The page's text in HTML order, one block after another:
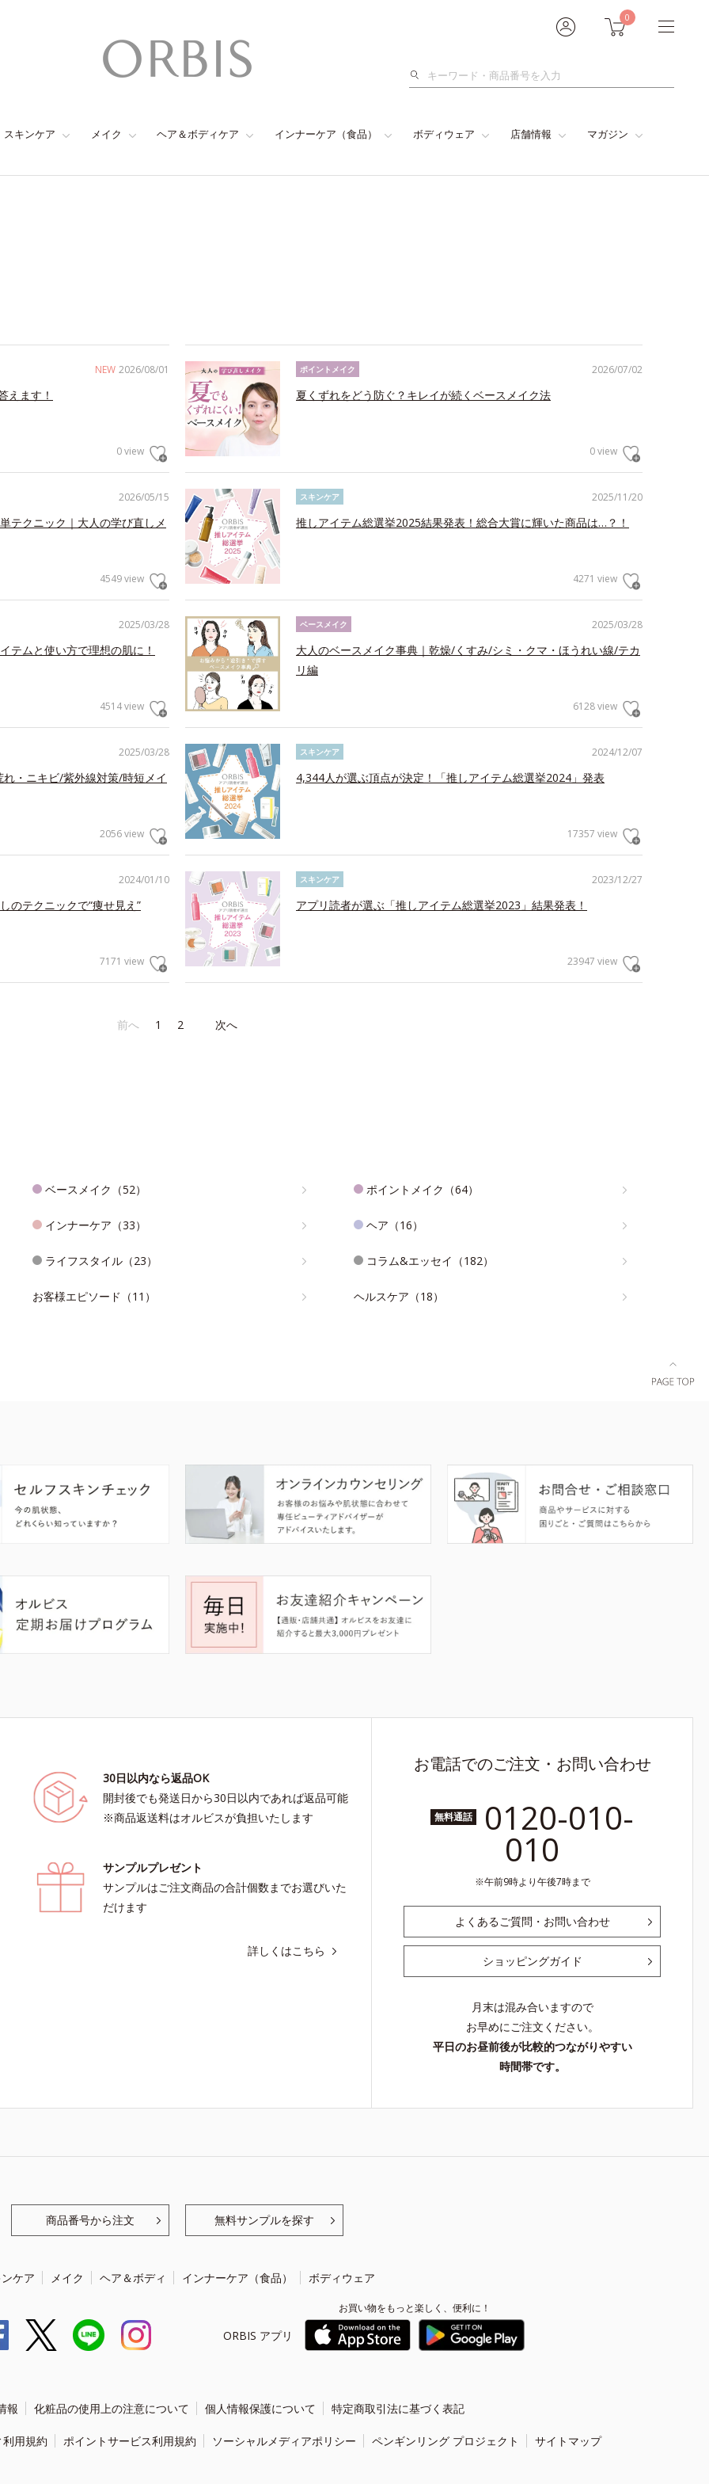
0
検
スキンケア メイク ヘア＆ボディケア インナーケア（食品） ボディウェア 店舗情報 マガジン
NEW 2026/08/01
えます！
0 view
2026/07/02
ポイントメイク
夏くずれをどう防ぐ？キレイが続くベースメイク法
0 view
2026/05/15
テクニック｜大人の学び直しメ
4549 view
2025/11/20
スキンケア
推しアイテム総選挙2025結果発表！総合大賞に輝いた商品は…？！
4271 view
2025/03/28
テムと使い方で理想の肌に！
4514 view
2025/03/28
ベースメイク
大人のベースメイク事典｜乾燥/くすみ/シミ・クマ・ほうれい線/テカ
リ編
6128 view
2025/03/28
・ニキビ/紫外線対策/時短メイ
2056 view
2024/12/07
スキンケア
4,344人が選ぶ頂点が決定！「推しアイテム総選挙2024」発表
17357 view
2024/01/10
のテクニックで“痩せ見え”
7171 view
2023/12/27
スキンケア
アプリ読者が選ぶ「推しアイテム総選挙2023」結果発表！
23947 view
前へ 1 2 次へ
ベースメイク（52） ポイントメイク（64）
インナーケア（33） ヘア（16）
ライフスタイル（23） コラム&エッセイ（182）
お客様エピソード（11） ヘルスケア（18）
30日以内なら返品OK
開封後でも発送日から30日以内であれば返品可能
※商品返送料はオルビスが負担いたします
サンプルプレゼント
サンプルはご注文商品の合計個数までお選びいた
だけます
詳しくはこちら
お電話でのご注文・お問い合わせ
無料通話 0120-010-
010
午前9時より午後7時まで
よくあるご質問・お問い合わせ
ショッピングガイド
月末は混み合いますので
お早めにご注文ください。
平日のお昼前後が比較的つながりやすい
時間帯です。
商品番号から注文 無料サンプルを探す
ケア メイク ヘア＆ボディ インナーケア（食品） ボディウェア
ORBIS アプリ
お買い物をもっと楽しく、便利に！
報 化粧品の使用上の注意について 個人情報保護について 特定商取引法に基づく表記
用規約 ポイントサービス利用規約 ソーシャルメディアポリシー ペンギンリング プロジェクト サイトマップ